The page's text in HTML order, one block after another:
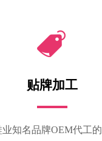
贴牌加工
业知名品牌OEM代工